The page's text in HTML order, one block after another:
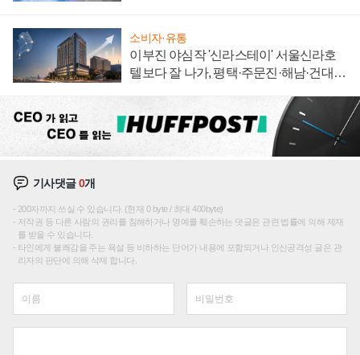
소비자·유통
이부진 야심작 '신라스테이' 서울신라호
텔보다 잘 나가, 평택·주문진·해남·건대로
기사댓글0개
200자까지 쓰실 수 있습니다. (현재 0 byte / 최대 400byte)
저작권 등 다른 사람의 권리를 침해하거나 명예를 훼손하는 댓글은 관련 법률에 의해 제재
를 받을 수 있습니다.
타인에게 불쾌감을 주는 욕설 등 비하하는 단어가 내용에 포함되거나 인신공격성 글은 관
리자의 판단에 의해 삭제 합니다.